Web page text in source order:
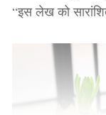
“इस लेख को